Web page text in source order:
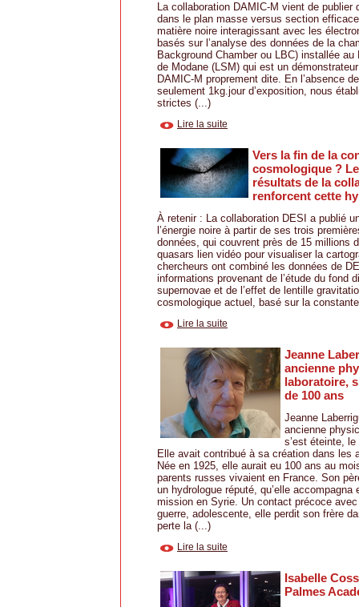
La collaboration DAMIC-M vient de publier
dans le plan masse versus section
matière noire interagissant avec les
basés sur l’analyse des données de la
Background Chamber ou LBC) installée au
de Modane (LSM) qui est un
DAMIC-M proprement dite. En l’absence
seulement 1kg.jour d’exposition, nous
strictes (...)
Lire la suite
Vers la fin de la
cosmologique ?
résultats de la
renforcent cette
À retenir : La collaboration DESI a publié
l’énergie noire à partir de ses trois
données, qui couvrent près de 15 millions
quasars lien vidéo pour visualiser la
chercheurs ont combiné les données de
informations provenant de l’étude du fond
supernovae et de l’effet de lentille
cosmologique actuel, basé sur la
Lire la suite
Jeanne
ancienne
laboratoire,
de 100 ans
Jeanne
ancienne
s’est éteinte,
Elle avait contribué à sa création dans les
Née en 1925, elle aurait eu 100 ans au
parents russes vivaient en France. Son
un hydrologue réputé, qu’elle accompagna
mission en Syrie. Un contact précoce
guerre, adolescente, elle perdit son frère
perte la (...)
Lire la suite
Isabelle
Palmes